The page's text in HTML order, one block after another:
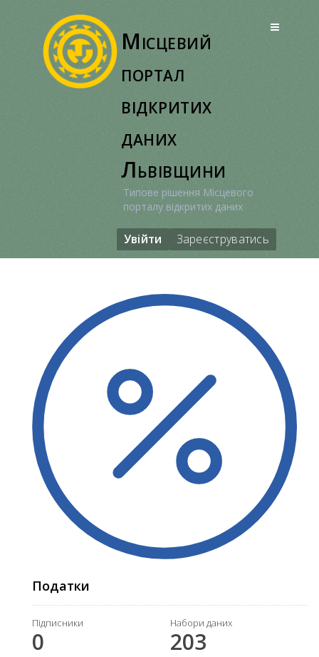
Місцевий
портал
відкритих
даних
Львівщини
Типове рішення Місцевого
порталу відкритих даних
Увійти Зареєструватись
Податки
Підписники
0
Набори даних
203